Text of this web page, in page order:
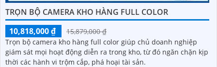
TRỌN BỘ CAMERA KHO HÀNG FULL COLOR
10,818,000 ₫
15,879,000 ₫
Trọn bộ camera kho hàng full color giúp chủ doanh nghiệp
giám sát mọi hoạt động diễn ra trong kho, từ đó ngăn chặn kịp
thời các hành vi trộm cắp, phá hoại tài sản.